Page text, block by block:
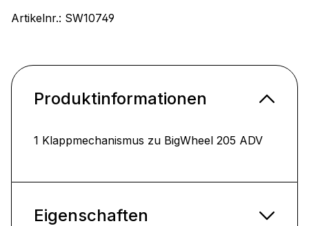
Artikelnr.: SW10749
Produktinformationen
1 Klappmechanismus zu BigWheel 205 ADV
Eigenschaften